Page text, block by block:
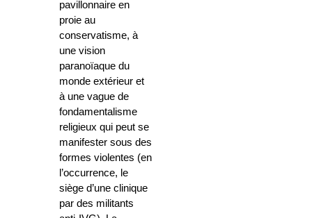
pavillonnaire en
proie au
conservatisme, à
une vision
paranoïaque du
monde extérieur et
à une vague de
fondamentalisme
religieux qui peut se
manifester sous des
formes violentes (en
l’occurrence, le
siège d’une clinique
par des militants